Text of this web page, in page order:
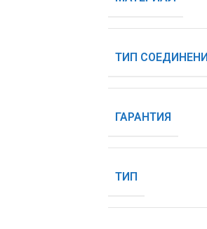
ТИП
ГАРАНТИЯ
ТИП